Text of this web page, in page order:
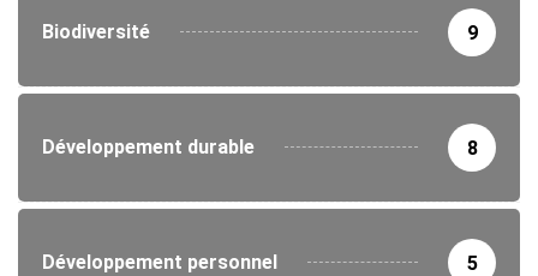
Biodiversité 9
Développement durable 8
Développement personnel 5